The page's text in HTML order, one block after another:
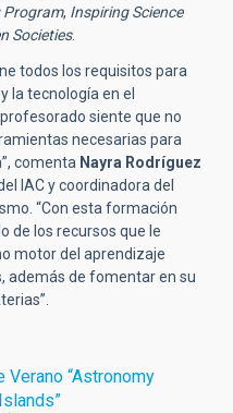
Program, Inspiring Science
Societies.
todos los requisitos para
la tecnología en el
siente que no
necesarias para
comenta Nayra Rodríguez
IAC y coordinadora del
“Con esta formación
de los recursos que le
motor del aprendizaje
además de fomentar en su
Verano “Astronomy